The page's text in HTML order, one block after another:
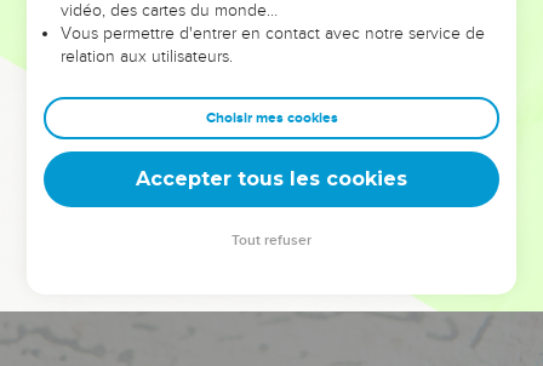
sont elles qui les ont façonnés.
Dans cette conférence, leaders, entrepreneurs, et responsables
clés pour avancer avec plus de sagesse afin que leurs erreurs
deviennent vos tremplins. Que vous guidiez un ministère, une
équipe, un groupe ou une famille, leur expérience est faite
vidéo, des cartes du monde…
Vous permettre d'entrer en contact avec notre service de
relation aux utilisateurs.
Choisir mes cookies
Accepter tous les cookies
Tout refuser